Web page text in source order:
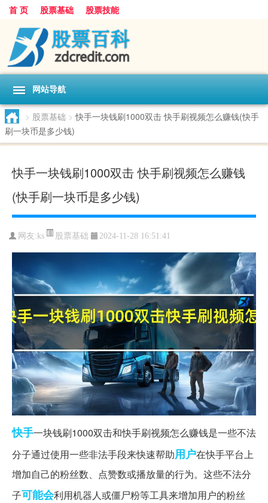
首 页 股票基础 股票技能
网站导航
> 股票基础 > 快手一块钱刷1000双击 快手刷视频怎么赚钱(快手
刷一块币是多少钱)
快手一块钱刷1000双击 快手刷视频怎么赚钱
(快手刷一块币是多少钱)
网友:ks 股票基础 2024-11-28 16:51:41
快手一块钱刷1000双击和快手刷视频怎么赚钱是一些不法
分子通过使用一些非法手段来快速帮助用户在快手平台上
增加自己的粉丝数、点赞数或播放量的行为。这些不法分
子可能会利用机器人或僵尸粉等工具来增加用户的粉丝